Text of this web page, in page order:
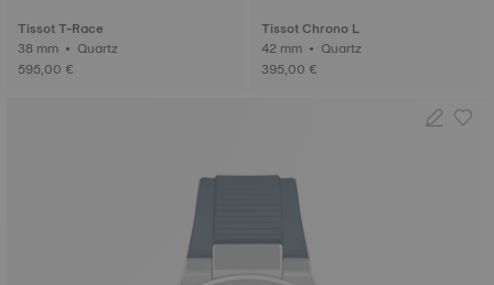
Tissot T-Race
38 mm • Quartz
595,00 €
Tissot Chrono L
42 mm • Quartz
395,00 €